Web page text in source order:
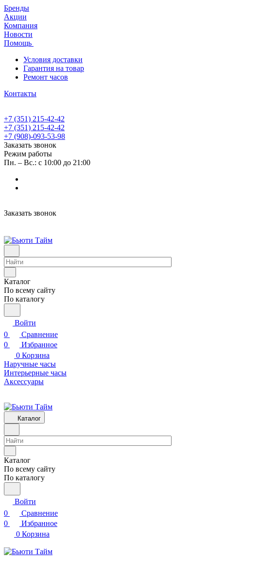
Бренды
Акции
Компания
Новости
Помощь
Условия доставки
Гарантия на товар
Ремонт часов
Контакты
+7 (351) 215-42-42
+7 (351) 215-42-42
+7 (908)-093-53-98
Заказать звонок
Режим работы
Пн. – Вс.: с 10:00 до 21:00
Заказать звонок
Каталог
По всему сайту
По каталогу
Войти
0
Сравнение
0
Избранное
0 Корзина
Наручные часы
Интерьерные часы
Аксессуары
Каталог
Каталог
По всему сайту
По каталогу
Войти
0
Сравнение
0
Избранное
0 Корзина